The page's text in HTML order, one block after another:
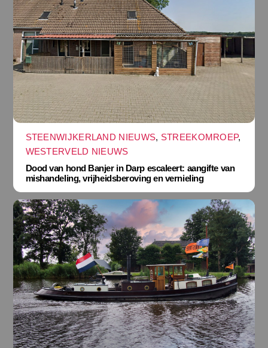
STEENWIJKERLAND NIEUWS, STREEKOMROEP,
WESTERVELD NIEUWS
Dood van hond Banjer in Darp escaleert: aangifte van
mishandeling, vrijheidsberoving en vernieling